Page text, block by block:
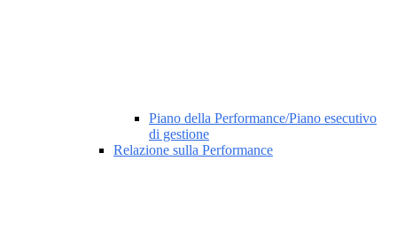
Piano della Performance/Piano esecutivo
di gestione
Relazione sulla Performance